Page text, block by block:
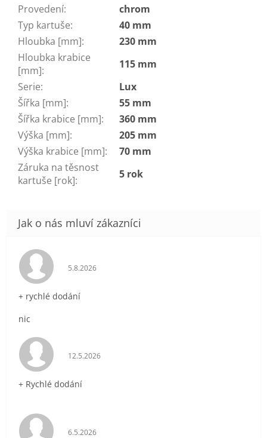
Provedení:
chrom
Typ kartuše:
40 mm
Hloubka [mm]:
230 mm
Hloubka krabice
[mm]:
115 mm
Serie:
Lux
Šířka [mm]:
55 mm
Šířka krabice [mm]:
360 mm
Výška [mm]:
205 mm
Výška krabice [mm]:
70 mm
Záruka na těsnost
kartuše [rok]: 5 rok
Hodnocení obchodu je 5 z 5 hvězdiček.
5.8.2026
+ rychlé dodání
nic
Hodnocení obchodu je 5 z 5 hvězdiček.
12.5.2026
+ Rychlé dodání
Hodnocení obchodu je 5 z 5 hvězdiček.
6.5.2026